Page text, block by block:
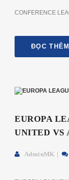
CONFERENCE
ĐỌC THÊM
EUROPA
UNITED VS
AdminMK